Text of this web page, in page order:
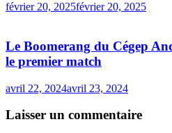
février 20, 2025février 20, 2025
Le Boomerang du Cégep
le premier match
avril 22, 2024avril 23, 2024
Laisser un commentaire